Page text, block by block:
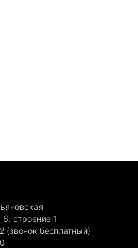
строение 1
(звонок бесплатный)